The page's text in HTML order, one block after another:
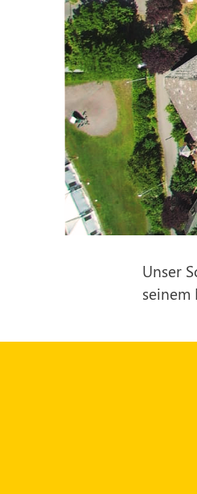
Unser
seinem